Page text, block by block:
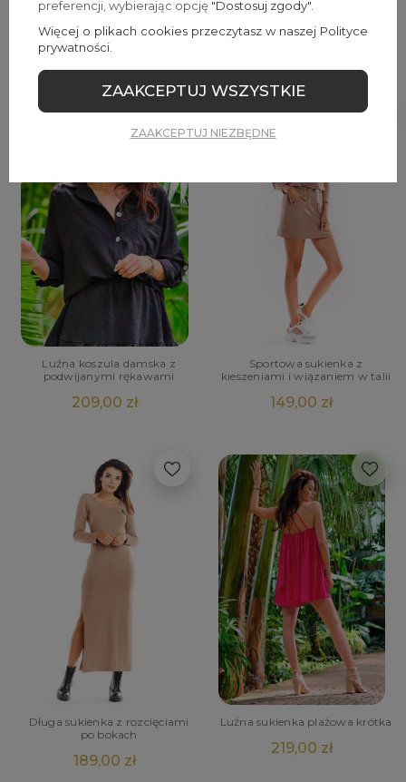
Stylowa bluzka z wiązaniem na
dekolcie
179,00 zł
Prosta sukienka
okolicznościowa
189,00 zł
Luźna koszula damska z
podwijanymi rękawami
209,00 zł
Sportowa sukienka z
kieszeniami i wiązaniem w talii
149,00 zł
Długa sukienka z rozcięciami
po bokach
189,00 zł
Luźna sukienka plażowa krótka
219,00 zł
preferencji, wybierając opcję "Dostosuj zgody"
Więcej o plikach cookies przeczytasz w naszej Polityce
prywatności.
ZAAKCEPTUJ NIEZBĘDNE
ZAAKCEPTUJ WSZYSTKIE